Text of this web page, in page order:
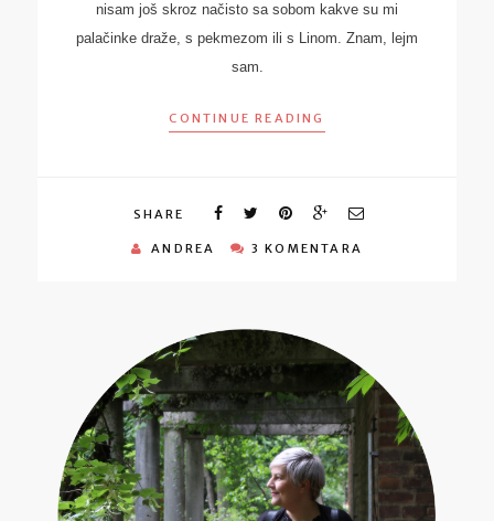
nisam još skroz načisto sa sobom kakve su mi
palačinke draže, s pekmezom ili s Linom. Znam, lejm
sam.
CONTINUE READING
SHARE
ANDREA 3 KOMENTARA